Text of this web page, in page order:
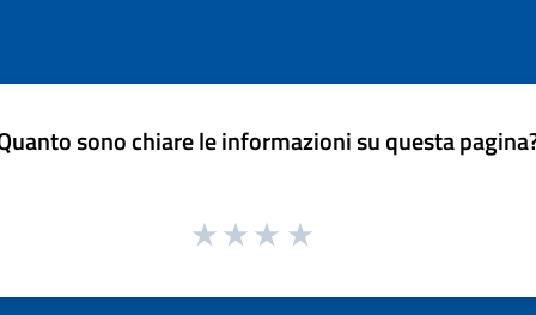
sono chiare le informazioni su questa